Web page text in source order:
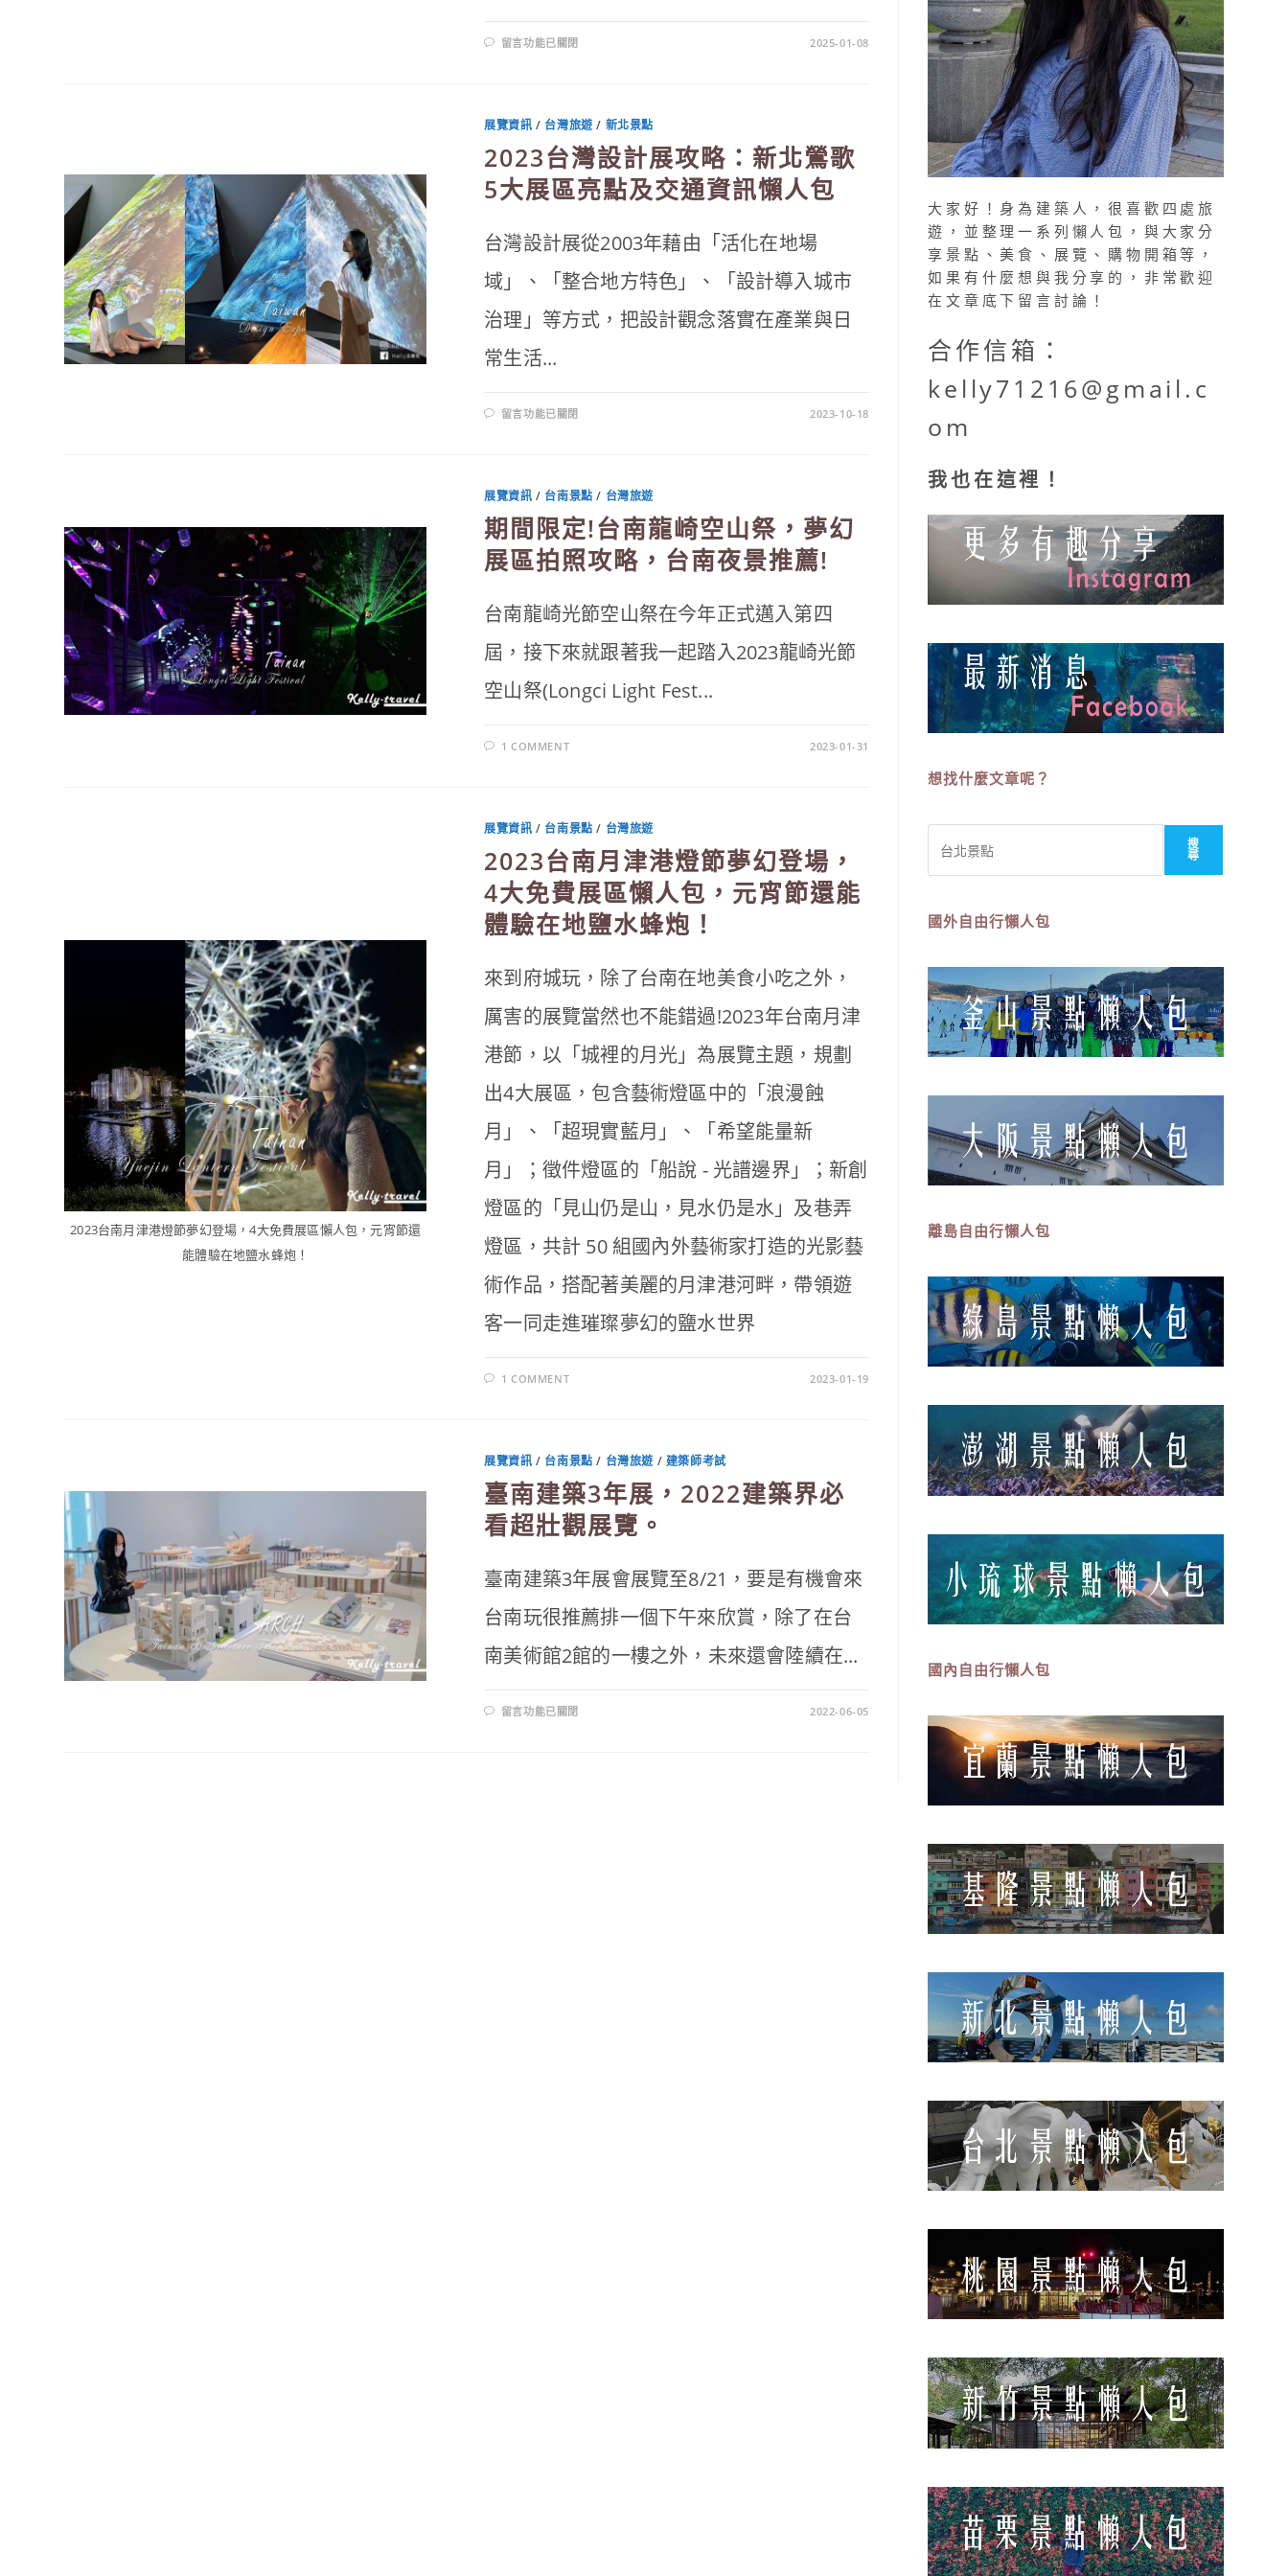
在
〈走
世
界！
龍
崎
光
節
空
祭
打
卡
點、
免
接
駁、
價〉
中
留言功能已關閉 2025-01-08
展覽資訊 / 台灣旅遊/ 新北景點
2023台灣設計展攻略：新北鶯歌
5大展區亮點及交通資訊懶人包
台灣設計展從2003年藉由「活化在地場
域」、「整合地方特色」、「設計導入城市
治理」等方式，把設計觀念落實在產業與日
常生活...
在
〈2023
展
攻
略：
新
北
鶯
歌
5
展
區
亮
及
交
資
訊
中
留言功能已關閉 2023-10-18
展覽資訊 / 台南景點 / 台灣旅遊
期間限定!台南龍崎空山祭，夢幻
展區拍照攻略，台南夜景推薦!
台南龍崎光節空山祭在今年正式邁入第四
屆，接下來就跟著我一起踏入2023龍崎光節
空山祭(Longci Light Fest...
1 COMMENT 2023-01-31
2023台南月津港燈節夢幻登場，4大免費展區懶人包，元宵節還
能體驗在地鹽水蜂炮！
展覽資訊 / 台南景點 / 台灣旅遊
2023台南月津港燈節夢幻登場，
4大免費展區懶人包，元宵節還能
體驗在地鹽水蜂炮！
來到府城玩，除了台南在地美食小吃之外，
厲害的展覽當然也不能錯過!2023年台南月津
港節，以「城裡的月光」為展覽主題，規劃
出4大展區，包含藝術燈區中的「浪漫蝕
⽉」、「超現實藍⽉」、「希望能量新
⽉」；徵件燈區的「船說 - 光譜邊界」；新創
燈區的「見山仍是山，見水仍是水」及巷弄
燈區，共計 50 組國內外藝術家打造的光影藝
術作品，搭配著美麗的月津港河畔，帶領遊
客一同走進璀璨夢幻的鹽水世界
1 COMMENT 2023-01-19
展覽資訊 / 台南景點 / 台灣旅遊 / 建築師考試
臺南建築3年展，2022建築界必
看超壯觀展覽。
臺南建築3年展會展覽至8/21，要是有機會來
台南玩很推薦排一個下午來欣賞，除了在台
南美術館2館的一樓之外，未來還會陸續在...
在
〈臺
留言功能已關閉 2022-06-05
大家好！身為建築人，很喜歡四處旅
遊，並整理一系列懶人包，與大家分
享景點、美食、展覽、購物開箱等，
如果有什麼想與我分享的，非常歡迎
在文章底下留言討論！
合作信箱：
kelly71216@gmail.c
om
我也在這裡！
想找什麼文章呢？
尋
搜
尋
國外自由行懶人包
離島自由行懶人包
國內自由行懶人包